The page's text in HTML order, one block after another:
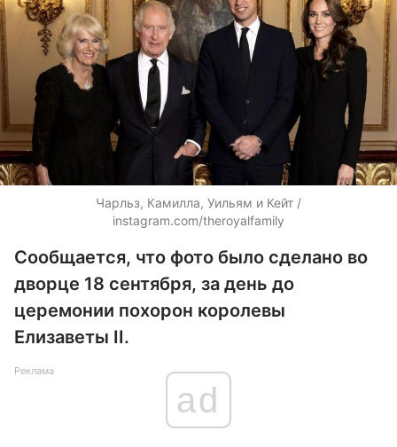
Чарльз, Камилла, Уильям и Кейт /
instagram.com/theroyalfamily
Сообщается, что фото было сделано во
дворце 18 сентября, за день до
церемонии похорон королевы
Елизаветы II.
Реклама
ad